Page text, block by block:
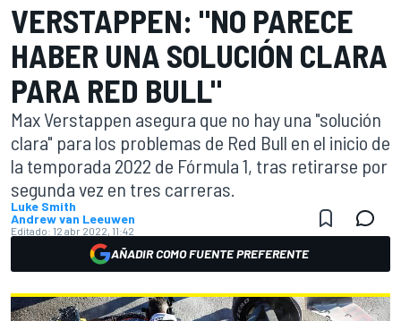
VERSTAPPEN: "NO PARECE
HABER UNA SOLUCIÓN CLARA
PARA RED BULL"
Max Verstappen asegura que no hay una "solución
clara" para los problemas de Red Bull en el inicio de
la temporada 2022 de Fórmula 1, tras retirarse por
segunda vez en tres carreras.
Luke Smith
Andrew van Leeuwen
Editado: 12 abr 2022, 11:42
AÑADIR COMO FUENTE PREFERENTE